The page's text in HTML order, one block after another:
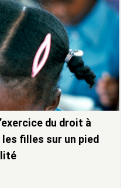
du droit à
filles sur un pied